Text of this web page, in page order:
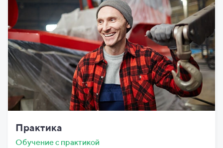
Практика
Обучение с практикой